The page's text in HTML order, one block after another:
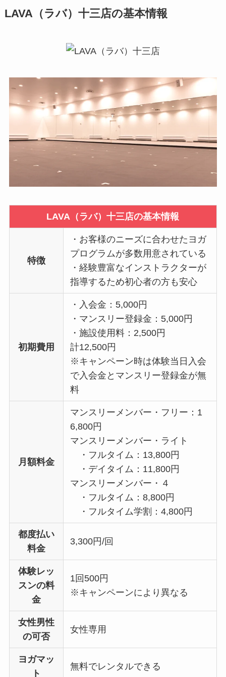
LAVA（ラバ）十三店の基本情報
LAVA（ラバ）十三店の基本情報
特徴
・お客様のニーズに合わせたヨガ
プログラムが多数用意されている
・経験豊富なインストラクターが
指導するため初心者の方も安心
初期費用
・入会金：5,000円
・マンスリー登録金：5,000円
・施設使用料：2,500円
計12,500円
※キャンペーン時は体験当日入会
で入会金とマンスリー登録金が無
料
月額料金
マンスリーメンバー・フリー：1
6,800円
マンスリーメンバー・ライト
・フルタイム：13,800円
・デイタイム：11,800円
マンスリーメンバー・４
・フルタイム：8,800円
・フルタイム学割：4,800円
都度払い
料金
3,300円/回
体験レッ
スンの料
金
1回500円
※キャンペーンにより異なる
女性男性
の可否
女性専用
ヨガマッ
ト
無料でレンタルできる